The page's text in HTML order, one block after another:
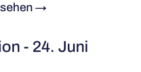
→
- 24. Juni